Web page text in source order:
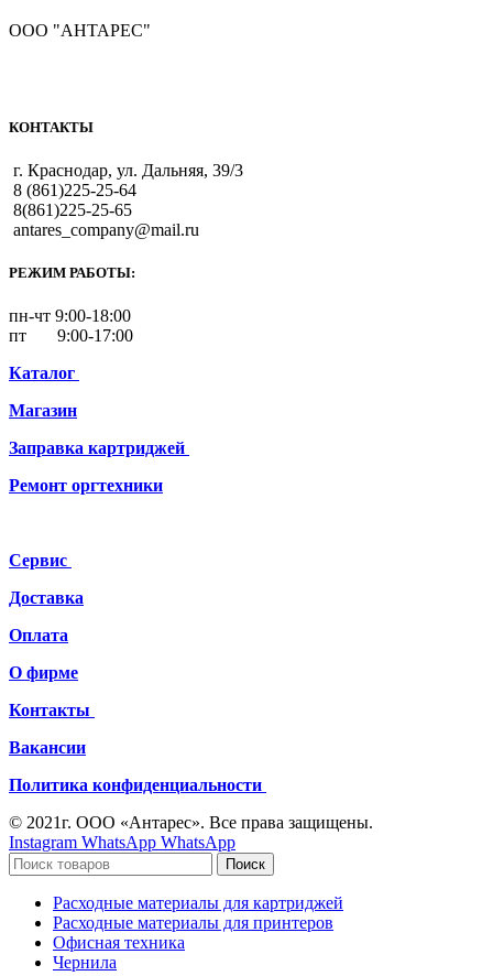
ООО "АНТАРЕС"
КОНТАКТЫ
г. Краснодар, ул. Дальняя, 39/3
8 (861)225-25-64
8(861)225-25-65
antares_company@mail.ru
РЕЖИМ РАБОТЫ:
пн-чт 9:00-18:00
пт 9:00-17:00
Каталог
Магазин
Заправка картриджей
Ремонт оргтехники
Сервис
Доставка
Оплата
О фирме
Контакты
Вакансии
Политика конфиденциальности
© 2021г. ООО «Антарес». Все права защищены.
Instagram WhatsApp WhatsApp
Поиск
Расходные материалы для картриджей
Расходные материалы для принтеров
Офисная техника
Чернила